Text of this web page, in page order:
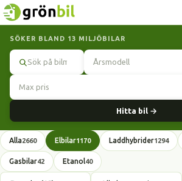
SÖKER BLAND 13 MILJÖBILAR
Hitta bil →
Alla2660 Elbilar1170 Laddhybrider1294
Gasbilar42 Etanol40